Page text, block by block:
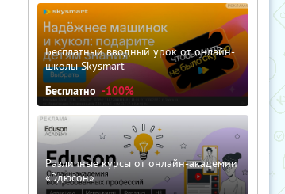
Бесплатный вводный урок от онлайн-
школы Skysmart
Бесплатно -100%
Различные курсы от онлайн-академии
«Эдюсон»